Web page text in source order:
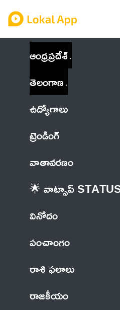
ఆంధ్రప్రదేశ్
తెలంగాణ
ఉద్యోగాలు
ట్రెండింగ్
వాతావరణం
🌟 వాట్సాప్
వినోదం
పంచాంగం
రాశి ఫలాలు
రాజకీయం